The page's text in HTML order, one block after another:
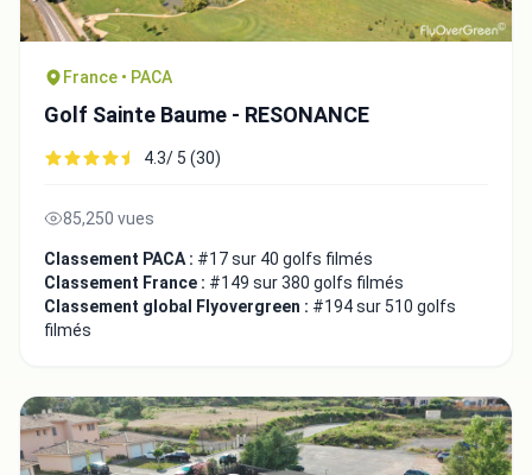
France • PACA
Golf Sainte Baume - RESONANCE
4.3/ 5 (30)
85,250 vues
Classement PACA : #17 sur 40 golfs filmés
Classement France : #149 sur 380 golfs filmés
Classement global Flyovergreen : #194 sur 510 golfs
filmés